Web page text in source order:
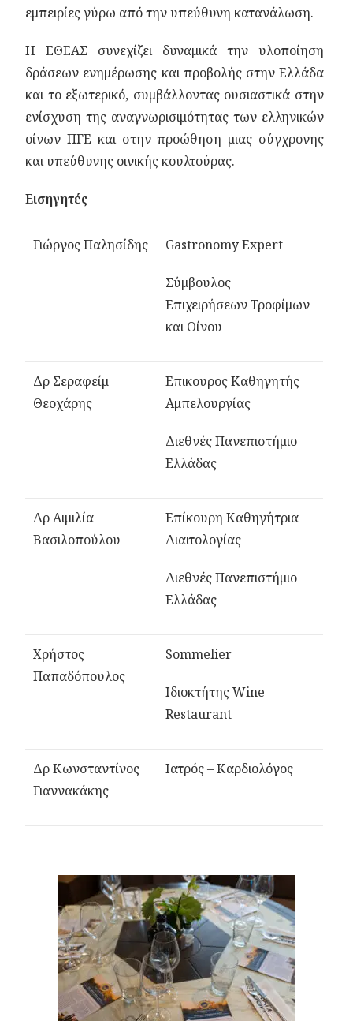
εμπειρίες γύρω από την υπεύθυνη κατανάλωση.
Η ΕΘΕΑΣ συνεχίζει δυναμικά την υλοποίηση
δράσεων ενημέρωσης και προβολής στην Ελλάδα
και το εξωτερικό, συμβάλλοντας ουσιαστικά στην
ενίσχυση της αναγνωρισιμότητας των ελληνικών
οίνων ΠΓΕ και στην προώθηση μιας σύγχρονης
και υπεύθυνης οινικής κουλτούρας.
Εισηγητές
Γιώργος Παλησίδης Gastronomy Expert
Σύμβουλος
Επιχειρήσεων Τροφίμων
και Οίνου
Δρ Σεραφείμ
Θεοχάρης
Επικουρος Καθηγητής
Αμπελουργίας
Διεθνές Πανεπιστήμιο
Ελλάδας
Δρ Αιμιλία
Βασιλοπούλου
Επίκουρη Καθηγήτρια
Διαιτολογίας
Διεθνές Πανεπιστήμιο
Ελλάδας
Χρήστος
Παπαδόπουλος
Sommelier
Ιδιοκτήτης Wine
Restaurant
Δρ Κωνσταντίνος
Γιαννακάκης
Ιατρός – Καρδιολόγος